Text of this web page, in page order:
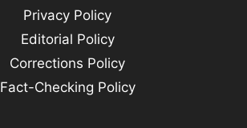
Privacy Policy
Editorial Policy
Corrections Policy
Fact-Checking Policy